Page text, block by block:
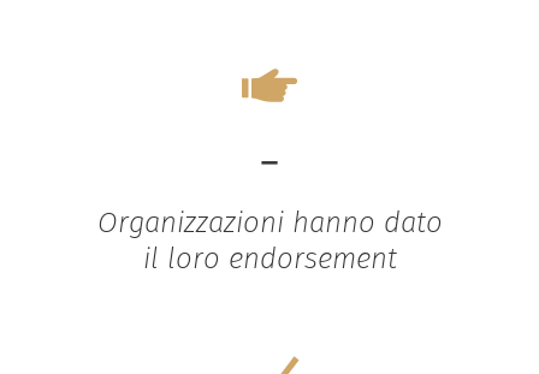
-
Organizzazioni hanno dato
il loro endorsement